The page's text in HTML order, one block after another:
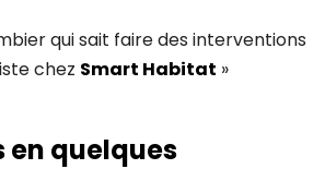
qui sait faire des interventions
chez Smart Habitat »
en quelques